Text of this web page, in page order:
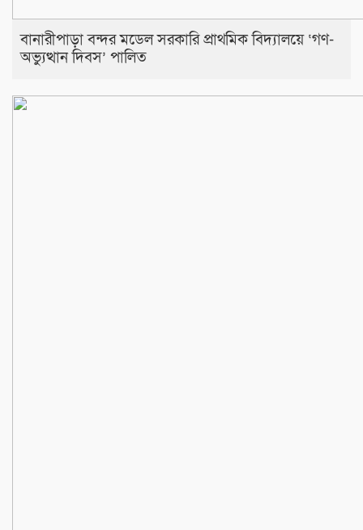
​বানারীপাড়া বন্দর মডেল সরকারি প্রাথমিক বিদ্যালয়ে ‘গণ-
অভ্যুত্থান দিবস’ পালিত